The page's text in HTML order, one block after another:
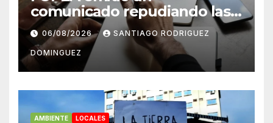
comunicado repudiando las
cuentas pseudo periodísticas
de Instagram en Mar del
Plata
06/08/2026 SANTIAGO RODRIGUEZ
DOMINGUEZ
AMBIENTE LOCALES